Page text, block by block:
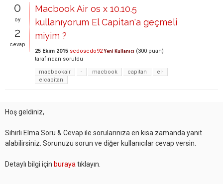
0
oy
2
cevap
Macbook Air os x 10.10.5
kullanıyorum El Capitan'a geçmeli
miyim ?
25 Ekim 2015 sedosedo92 Yeni Kullanıcı (300 puan)
tarafından soruldu
macbookair
- macbook capitan
el-
elcapitan
Hoş geldiniz,
Sihirli Elma Soru & Cevap ile sorularınıza en kısa zamanda yanıt
alabilirsiniz. Sorunuzu sorun ve diğer kullanıcılar cevap versin.
Detaylı bilgi için buraya tıklayın.